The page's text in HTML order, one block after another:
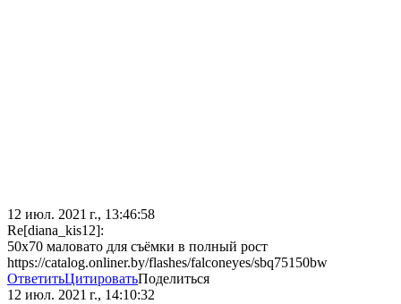
12 июл. 2021 г., 13:46:58
Re[diana_kis12]:
50x70 маловато для съёмки в полный рост
https://catalog.onliner.by/flashes/falconeyes/sbq75150bw
ОтветитьЦитироватьПоделиться
12 июл. 2021 г., 14:10:32